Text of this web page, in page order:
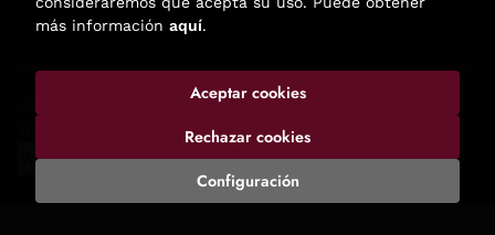
. Todos los Derechos Reservados |
más información aquí.
Configuración
Rechazar cookies
Aceptar cookies